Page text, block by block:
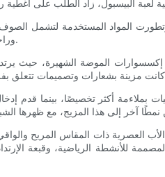
وتطورت المواد المستخدمة لتشمل
وراحة أفضل للاعبين أثناء المباريات.
الموضة الشهيرة، حيث
أكثر تخصيصًا، بينما قدم
العصرية ذات المقاس المريح
للأنشطة الرياضية، وقبعة